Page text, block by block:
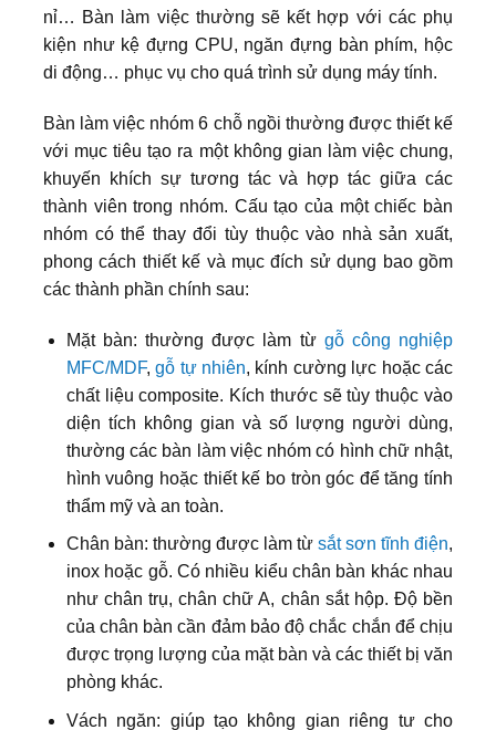
nỉ… Bàn làm việc thường sẽ kết hợp với các phụ
kiện như kệ đựng CPU, ngăn đựng bàn phím, hộc
di động… phục vụ cho quá trình sử dụng máy tính.
Bàn làm việc nhóm 6 chỗ ngồi thường được thiết kế
với mục tiêu tạo ra một không gian làm việc chung,
khuyến khích sự tương tác và hợp tác giữa các
thành viên trong nhóm. Cấu tạo của một chiếc bàn
nhóm có thể thay đổi tùy thuộc vào nhà sản xuất,
phong cách thiết kế và mục đích sử dụng bao gồm
các thành phần chính sau:
Mặt bàn: thường được làm từ gỗ công nghiệp
MFC/MDF,gỗ tự nhiên, kính cường lực hoặc các
chất liệu composite. Kích thước sẽ tùy thuộc vào
diện tích không gian và số lượng người dùng,
thường các bàn làm việc nhóm có hình chữ nhật,
hình vuông hoặc thiết kế bo tròn góc để tăng tính
thẩm mỹ và an toàn.
Chân bàn: thường được làm từ sắt sơn tĩnh điện,
inox hoặc gỗ. Có nhiều kiểu chân bàn khác nhau
như chân trụ, chân chữ A, chân sắt hộp. Độ bền
của chân bàn cần đảm bảo độ chắc chắn để chịu
được trọng lượng của mặt bàn và các thiết bị văn
phòng khác.
Vách ngăn: giúp tạo không gian riêng tư cho